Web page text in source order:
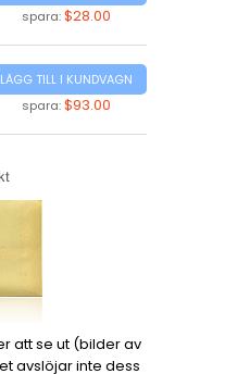
spara:$28.00
LÄGG TILL I KUNDVAGN
spara:$93.00
att se ut (bilder av
avslöjar inte dess